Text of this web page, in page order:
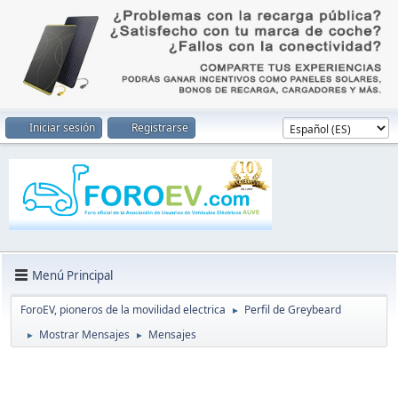
Iniciar sesión Registrarse
Menú Principal
ForoEV, pioneros de la movilidad electrica ► Perfil de Greybeard
► Mostrar Mensajes ► Mensajes